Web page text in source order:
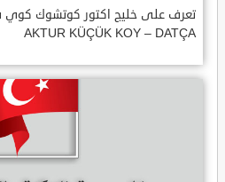
تعرف على خليج اكتور كوتشوك كوي
AKTUR KÜÇÜK KOY – DATÇA